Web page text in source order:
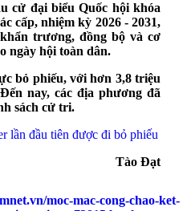
cử đại biểu Quốc hội khóa
cấp, nhiệm kỳ 2026 - 2031,
trương, đồng bộ và cơ
ngày hội toàn dân.
bỏ phiếu, với hơn 3,8 triệu
nay, các địa phương đã
sách cử tri.
lần đầu tiên được đi bỏ phiếu
Tào Đạt
moc-mac-cong-chao-ket-